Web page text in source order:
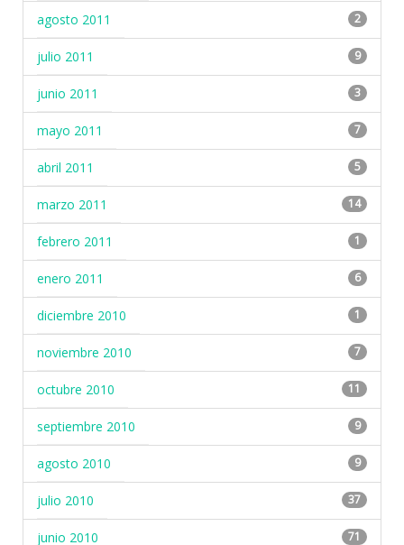
agosto 2011 2
julio 2011 9
junio 2011 3
mayo 2011 7
abril 2011 5
marzo 2011 14
febrero 2011 1
enero 2011 6
diciembre 2010 1
noviembre 2010 7
octubre 2010 11
septiembre 2010 9
agosto 2010 9
julio 2010 37
junio 2010 71